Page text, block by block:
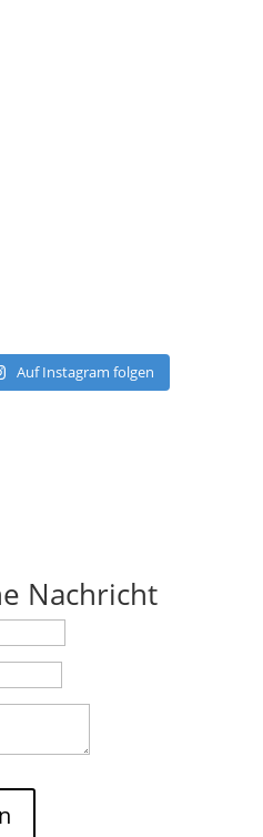
Auf Instagram folgen
Nachricht